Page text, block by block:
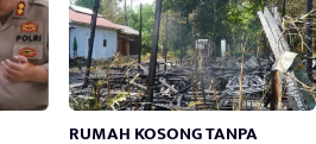
RUMAH KOSONG TANPA